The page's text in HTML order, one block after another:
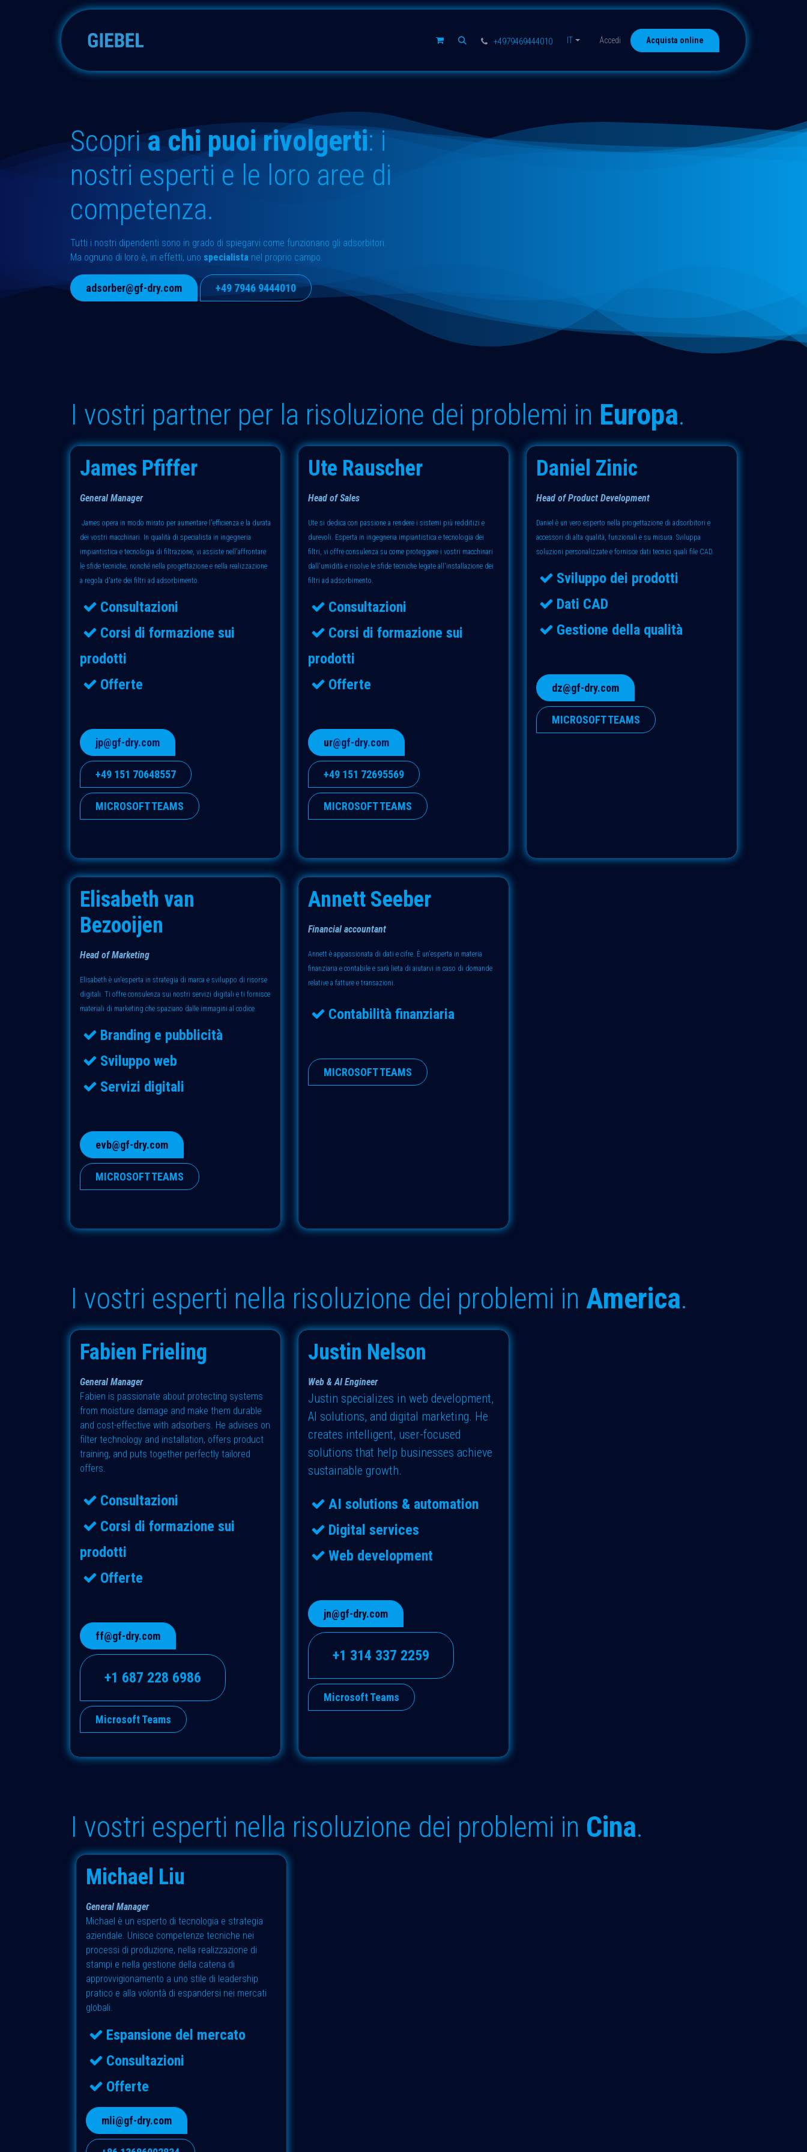
Passa al contenuto
+4979469444010 IT Accedi Acquista online
Scopria chi puoi rivolgerti: i
nostri esperti e le loro aree di
competenza.
Tutti i nostri dipendenti sono in grado di spiegarvi come funzionano gli adsorbitori.
Ma ognuno di loro è, in effetti, uno specialista nel proprio campo.
adsorber@gf-dry.com +49 7946 9444010
I vostri partner per la risoluzione dei problemi in Europa.
James Pfiffer
General Manager
James opera in modo mirato per aumentare l'efficienza e la durata
dei vostri macchinari. In qualità di specialista in ingegneria
impiantistica e tecnologia di filtrazione, vi assiste nell'affrontare
le sfide tecniche, nonché nella progettazione e nella realizzazione
a regola d'arte dei filtri ad adsorbimento.
Consultazioni
Corsi di formazione sui
prodotti
Offerte
jp@gf-dry.com
+49 151 70648557
MICROSOFT TEAMS
Ute Rauscher
Head of Sales
Ute si dedica con passione a rendere i sistemi più redditizi e
durevoli. Esperta in ingegneria impiantistica e tecnologia dei
filtri, vi offre consulenza su come proteggere i vostri macchinari
dall'umidità e risolve le sfide tecniche legate all'installazione dei
filtri ad adsorbimento.
Consultazioni
Corsi di formazione sui
prodotti
Offerte
ur@gf-dry.com
+49 151 72695569
MICROSOFT TEAMS
Daniel Zinic
Head of Product Development
Daniel è un vero esperto nella progettazione di adsorbitori e
accessori di alta qualità, funzionali e su misura. Sviluppa
soluzioni personalizzate e fornisce dati tecnici quali file CAD.
Sviluppo dei prodotti
Dati CAD
Gestione della qualità
dz@gf-dry.com
MICROSOFT TEAMS
Elisabeth van
Bezooijen
Head of Marketing
Elisabeth è un'esperta in strategia di marca e sviluppo di risorse
digitali. Ti offre consulenza sui nostri servizi digitali e ti fornisce
materiali di marketing che spaziano dalle immagini al codice.
Branding e pubblicità
Sviluppo web
Servizi digitali
evb@gf-dry.com
MICROSOFT TEAMS
Annett Seeber
Financial accountant
Annett è appassionata di dati e cifre. È un'esperta in materia
finanziaria e contabile e sarà lieta di aiutarvi in caso di domande
relative a fatture e transazioni.
Contabilità finanziaria
MICROSOFT TEAMS
I vostri esperti nella risoluzione dei problemi in America.
Fabien Frieling
General Manager
Fabien is passionate about protecting systems
from moisture damage and make them durable
and cost-effective with adsorbers. He advises on
filter technology and installation, offers product
training, and puts together perfectly tailored
offers.
Consultazioni
Corsi di formazione sui
prodotti
Offerte
ff@gf-dry.com
+1 687 228 6986
Microsoft Teams
Justin Nelson
Web & AI Engineer
Justin specializes in web development,
AI solutions, and digital marketing. He
creates intelligent, user-focused
solutions that help businesses achieve
sustainable growth.
AI solutions & automation
Digital services
Web development
jn@gf-dry.com
+1 314 337 2259
Microsoft Teams
I vostri esperti nella risoluzione dei problemi in Cina.
Michael Liu
General Manager
Michael è un esperto di tecnologia e strategia
aziendale. Unisce competenze tecniche nei
processi di produzione, nella realizzazione di
stampi e nella gestione della catena di
approvvigionamento a uno stile di leadership
pratico e alla volontà di espandersi nei mercati
globali.
Espansione del mercato
Consultazioni
Offerte
mli@gf-dry.com